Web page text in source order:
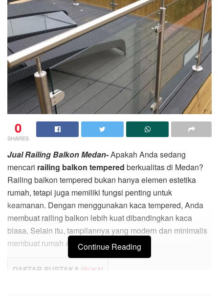
0
SHARES
Jual Railing Balkon Medan-Apakah Anda sedang
mencari railing balkon tempered berkualitas di Medan?
Railing balkon tempered bukan hanya elemen estetika
rumah, tetapi juga memiliki fungsi penting untuk
keamanan. Dengan menggunakan kaca tempered, Anda
membuat railing balkon lebih kuat dibandingkan kaca
biasa. Selain itu, tampilannya yang modern dan minimalis
membuat rumah Anda semakin elegan.
DAFTAR PUSTAKA [BUKA]
Continue Reading